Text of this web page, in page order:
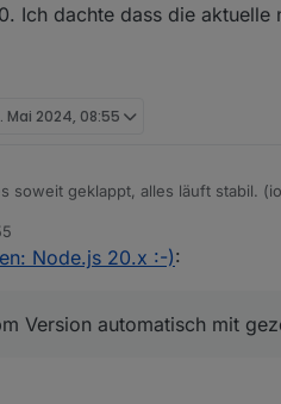
Ich dachte dass die
Mai 2024, 08:55
soweit geklappt, alles läuft stabil.
js-update 20" das Update
Ich dachte dass die aktuelle npm
Node.js 20.x :-):
Version automatisch mit